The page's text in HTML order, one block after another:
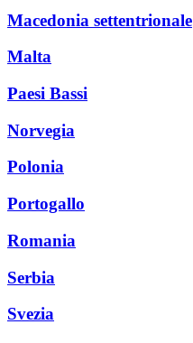
Macedonia settentrionale
Malta
Paesi Bassi
Norvegia
Polonia
Portogallo
Romania
Serbia
Svezia